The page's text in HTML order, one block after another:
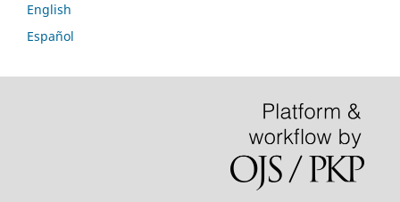
English
Español